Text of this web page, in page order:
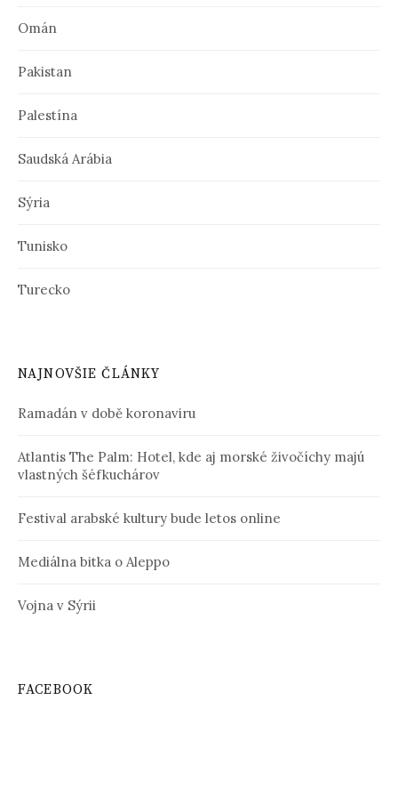
Omán
Pakistan
Palestína
Saudská Arábia
Sýria
Tunisko
Turecko
NAJNOVŠIE ČLÁNKY
Ramadán v době koronaviru
Atlantis The Palm: Hotel, kde aj morské živočíchy majú
vlastných šéfkuchárov
Festival arabské kultury bude letos online
Mediálna bitka o Aleppo
Vojna v Sýrii
FACEBOOK